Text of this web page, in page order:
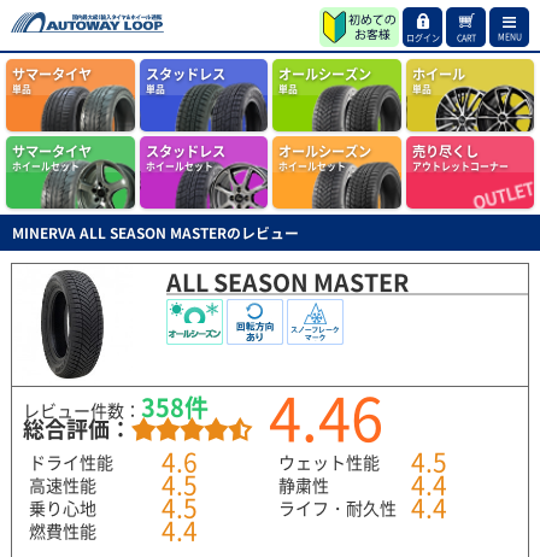
ログイン CART MENU
サマータイヤ
単品
スタッドレス
単品
オールシーズン
単品
ホイール
単品
サマータイヤ
ホイールセット
スタッドレス
ホイールセット
オールシーズン
ホイールセット
売り尽くし
アウトレットコーナー
MINERVA ALL SEASON MASTERのレビュー
ALL SEASON MASTER
レビュー件数： 358件
総合評価： 4.46
ドライ性能 4.6 ウェット性能 4.5
高速性能 4.5 静粛性 4.4
乗り心地 4.5 ライフ・耐久性 4.4
燃費性能 4.4